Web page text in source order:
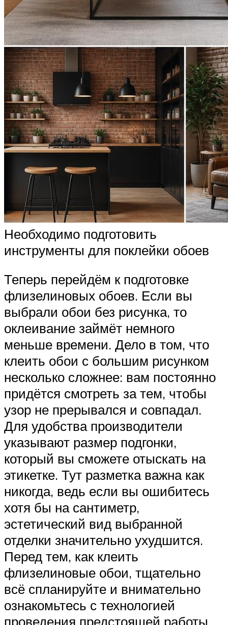
Необходимо подготовить
инструменты для поклейки обоев
Теперь перейдём к подготовке
флизелиновых обоев. Если вы
выбрали обои без рисунка, то
оклеивание займёт немного
меньше времени. Дело в том, что
клеить обои с большим рисунком
несколько сложнее: вам постоянно
придётся смотреть за тем, чтобы
узор не прерывался и совпадал.
Для удобства производители
указывают размер подгонки,
который вы сможете отыскать на
этикетке. Тут разметка важна как
никогда, ведь если вы ошибитесь
хотя бы на сантиметр,
эстетический вид выбранной
отделки значительно ухудшится.
Перед тем, как клеить
флизелиновые обои, тщательно
всё спланируйте и внимательно
ознакомьтесь с технологией
проведения предстоящей работы.